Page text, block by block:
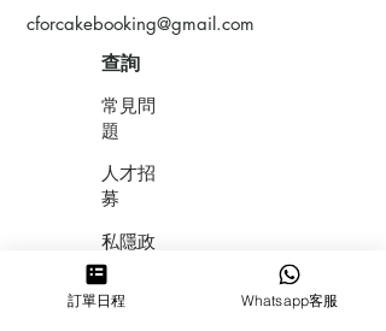
cforcakebooking@gmail.com
查詢
常見問
題
人才招
募
私隱政
策
​積分計
訂單日程 Whatsapp客服